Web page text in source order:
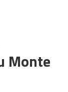
Monte